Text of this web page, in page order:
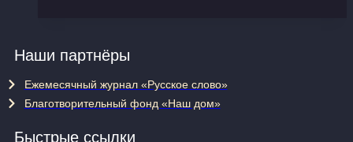
Наши партнёры
Ежемесячный журнал «Русское слово»
Благотворительный фонд «Наш дом»
Быстрые ссылки